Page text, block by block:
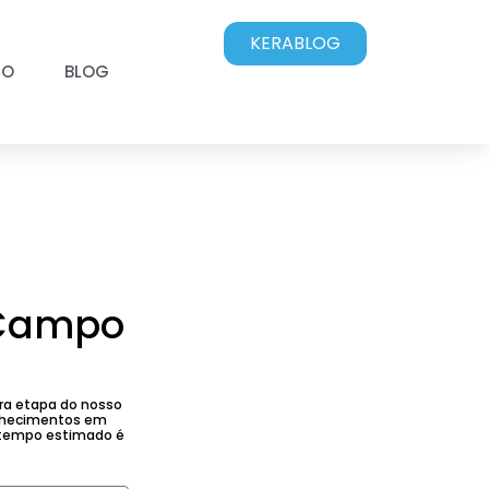
BLOG
KERABLOG
etapa do nosso
em
estimado é